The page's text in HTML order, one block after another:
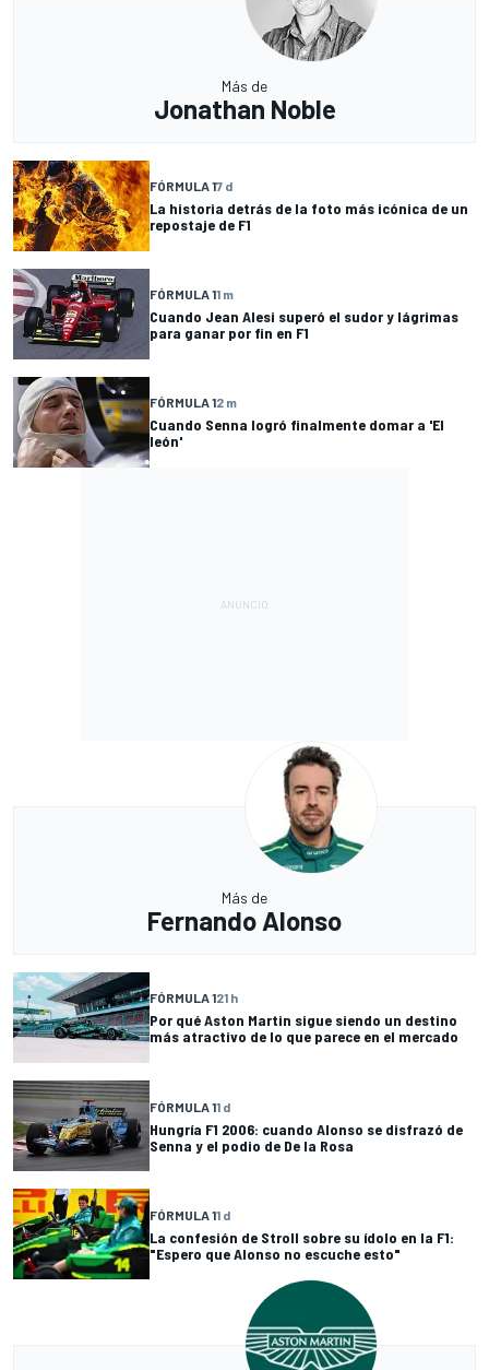
Más de
Jonathan Noble
FÓRMULA 17 d
La historia detrás de la foto más icónica de un
repostaje de F1
FÓRMULA 11 m
Cuando Jean Alesi superó el sudor y lágrimas
para ganar por fin en F1
FÓRMULA 12 m
Cuando Senna logró finalmente domar a 'El
león'
Más de
Fernando Alonso
FÓRMULA 121 h
Por qué Aston Martin sigue siendo un destino
más atractivo de lo que parece en el mercado
FÓRMULA 11 d
Hungría F1 2006: cuando Alonso se disfrazó de
Senna y el podio de De la Rosa
FÓRMULA 11 d
La confesión de Stroll sobre su ídolo en la F1:
"Espero que Alonso no escuche esto"